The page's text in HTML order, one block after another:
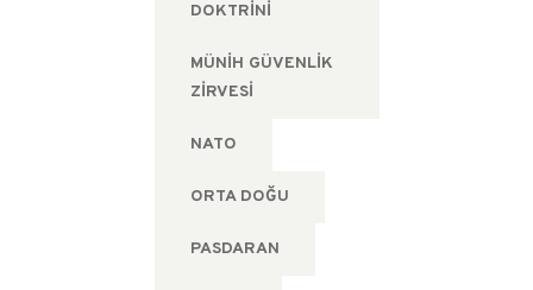
DOKTRINI
MÜNIH GÜVENLIK
ZIRVESI
NATO
ORTA DOĞU
PASDARAN